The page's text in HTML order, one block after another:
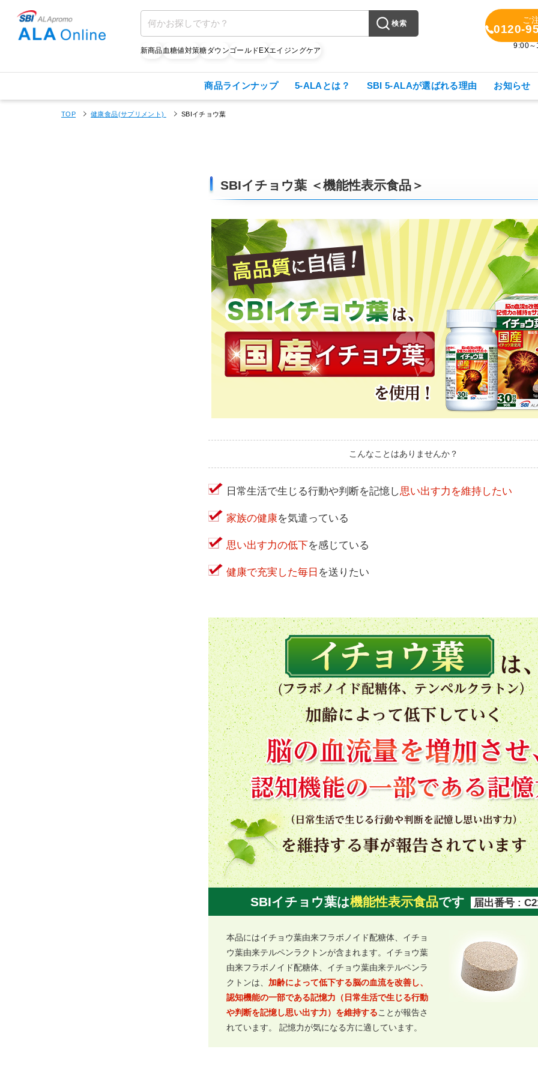
検索
新商品血糖値対策糖ダウンゴールドEXエイジングケア
ご
0120-
9:00～
商品ラインナップ 5-ALAとは？ SBI 5-ALAが選ばれる理由 お知らせ
TOP 健康食品(サプリメント) SBIイチョウ葉
SBIイチョウ葉 ＜機能性表示食品＞
こんなことはありませんか？
日常生活で生じる行動や判断を記憶し思い出す力を維持したい
家族の健康を気遣っている
思い出す力の低下を感じている
健康で充実した毎日 を送りたい
SBIイチョウ葉は機能性表示食品です 届出番号 :
本品にはイチョウ葉由来フラボノイド配糖体、イチョ
ウ葉由来テルペンラクトンが含まれます。イチョウ葉
由来フラボノイド配糖体、イチョウ葉由来テルペンラ
クトンは、 加齢によって低下する脳の血流を改善し、
認知機能の一部である記憶力（日常生活で生じる行動
や判断を記憶し思い出す力）を維持することが報告さ
れています。 記憶力が気になる方に適しています。